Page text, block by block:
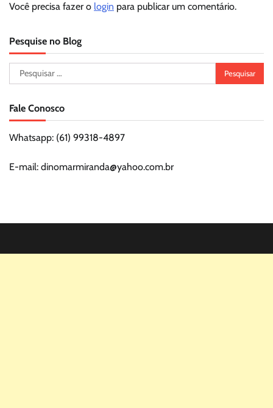
Você precisa fazer o login para publicar um comentário.
Pesquise no Blog
Pesquisar
por:
Fale Conosco
Whatsapp: (61) 99318-4897
E-mail: dinomarmiranda@yahoo.com.br